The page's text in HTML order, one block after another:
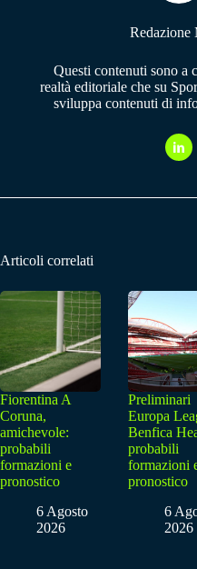
Redazione
Questi contenuti sono a
realtà editoriale che su
sviluppa contenuti di
Articoli correlati
Fiorentina A
Coruna,
amichevole:
probabili
formazioni e
pronostico
6 Agosto
2026
Preliminari
Europa
Benfica
probabili
formazioni
pronostico
6
2026